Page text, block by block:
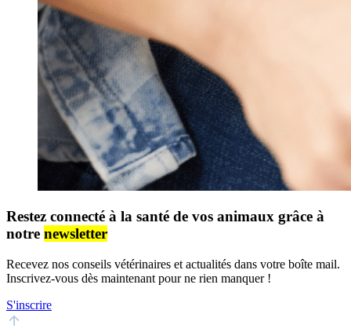
Restez connecté à la santé de vos animaux grâce à
notre newsletter
Recevez nos conseils vétérinaires et actualités dans votre boîte mail.
Inscrivez-vous dès maintenant pour ne rien manquer !
S'inscrire